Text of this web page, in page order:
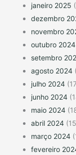
janeiro 2025
dezembro
novembro
outubro 2024
setembro
agosto 2024
julho 2024
junho 2024
maio 2024
abril 2024
março 2024
fevereiro